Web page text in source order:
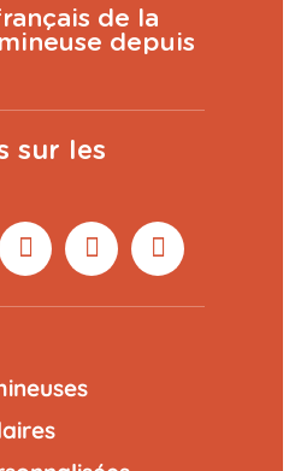
de la
depuis
sur les